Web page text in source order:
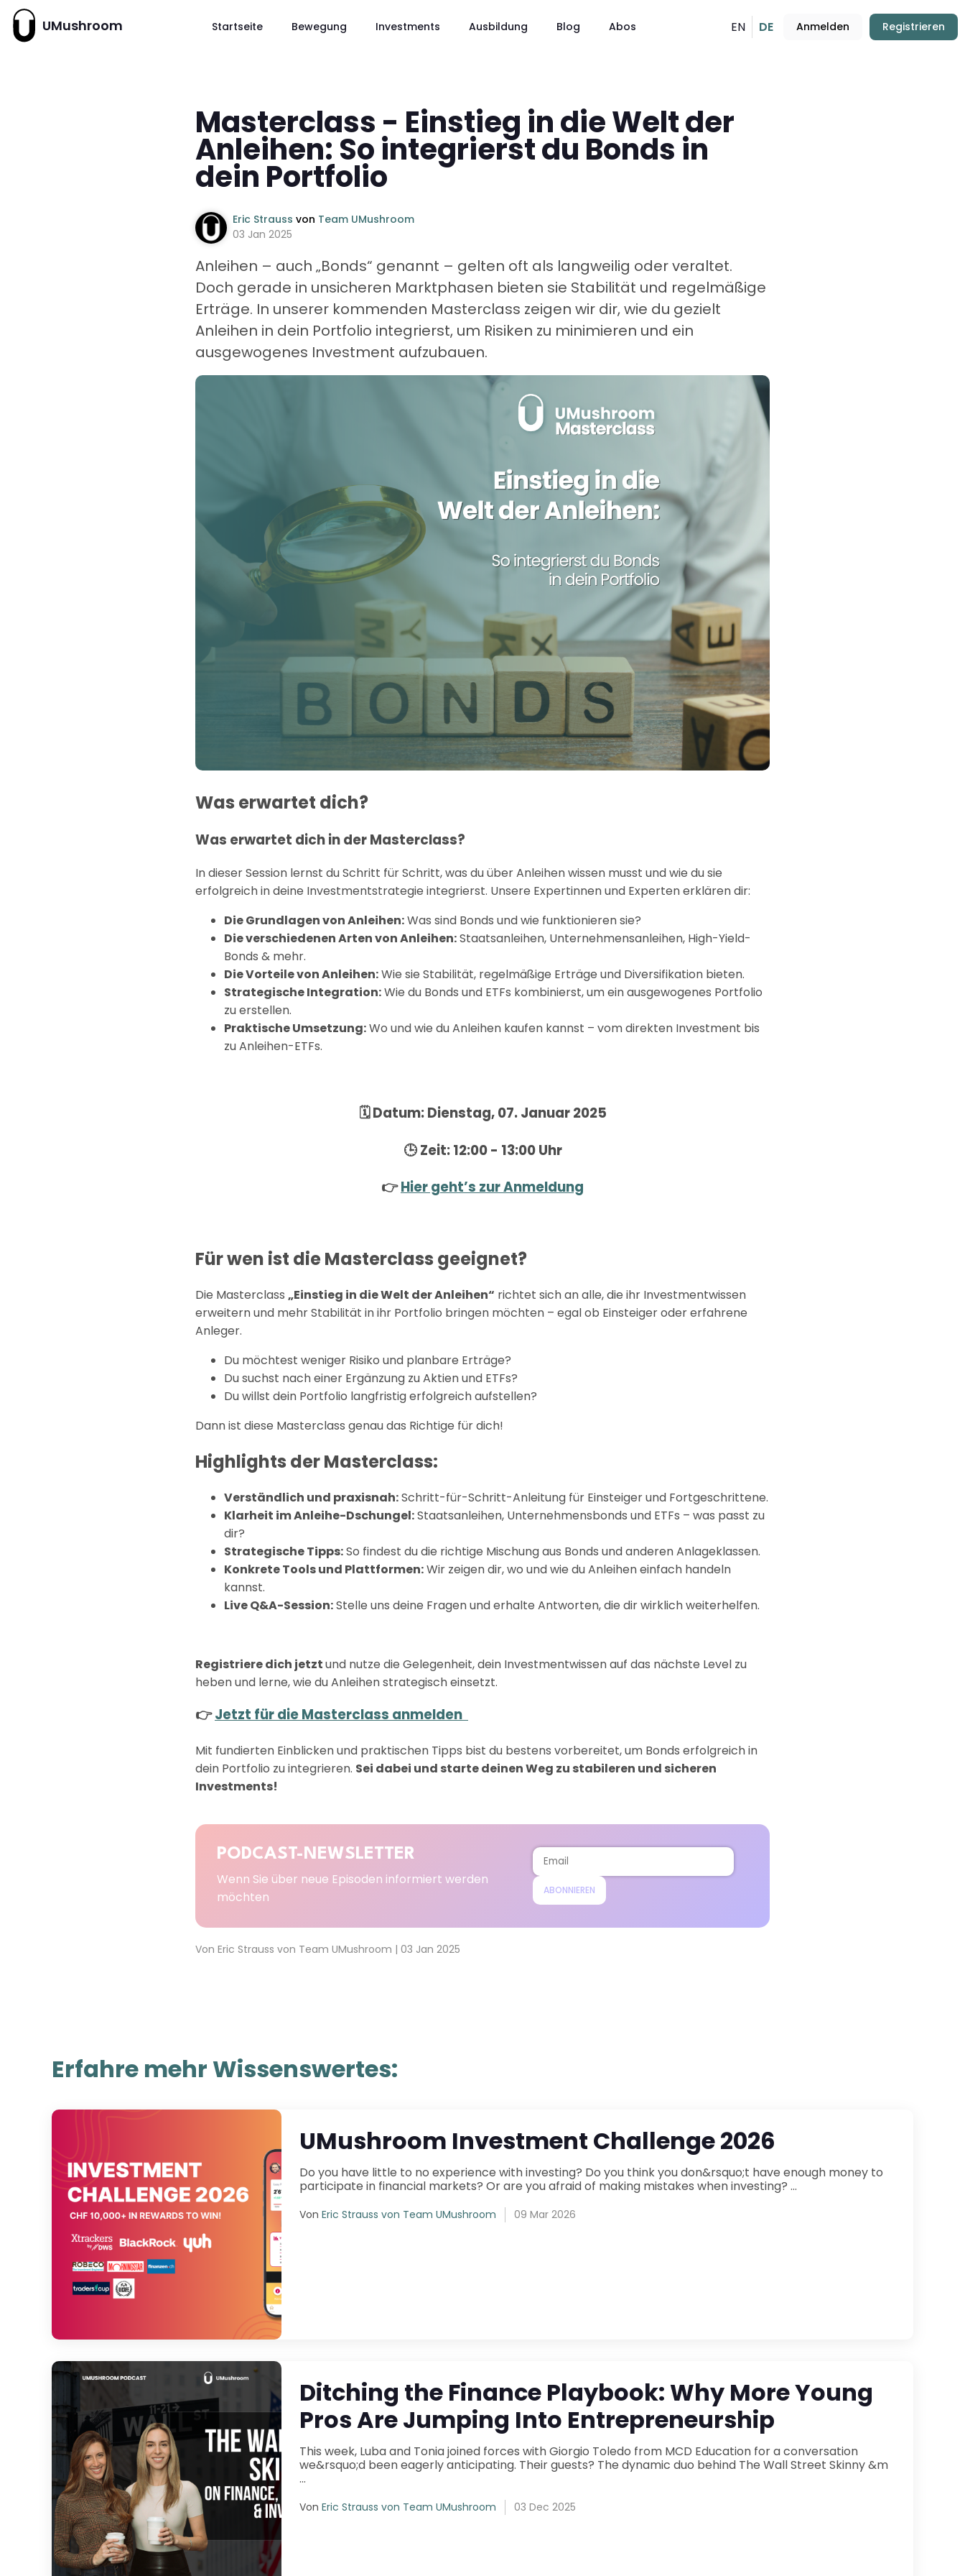
UMushroom Startseite Bewegung Investments Ausbildung Blog Abos EN DE Anmelden Registrieren
Masterclass - Einstieg in die Welt der
Anleihen: So integrierst du Bonds in
dein Portfolio
Eric Strauss von Team UMushroom
03 Jan 2025
Anleihen – auch „Bonds“ genannt – gelten oft als langweilig oder veraltet.
Doch gerade in unsicheren Marktphasen bieten sie Stabilität und regelmäßige
Erträge. In unserer kommenden Masterclass zeigen wir dir, wie du gezielt
Anleihen in dein Portfolio integrierst, um Risiken zu minimieren und ein
ausgewogenes Investment aufzubauen.
Was erwartet dich?
Was erwartet dich in der Masterclass?
In dieser Session lernst du Schritt für Schritt, was du über Anleihen wissen musst und wie du sie
erfolgreich in deine Investmentstrategie integrierst. Unsere Expertinnen und Experten erklären dir:
Die Grundlagen von Anleihen:Was sind Bonds und wie funktionieren sie?
Die verschiedenen Arten von Anleihen:Staatsanleihen, Unternehmensanleihen, High-Yield-
Bonds & mehr.
Die Vorteile von Anleihen:Wie sie Stabilität, regelmäßige Erträge und Diversifikation bieten.
Strategische Integration:Wie du Bonds und ETFs kombinierst, um ein ausgewogenes Portfolio
zu erstellen.
Praktische Umsetzung:Wo und wie du Anleihen kaufen kannst – vom direkten Investment bis
zu Anleihen-ETFs.
🗓️Datum:Dienstag, 07. Januar 2025
🕒Zeit:12:00 - 13:00 Uhr
👉Hier geht’s zur Anmeldung
Für wen ist die Masterclass geeignet?
Die Masterclass „Einstieg in die Welt der Anleihen“ richtet sich an alle, die ihr Investmentwissen
erweitern und mehr Stabilität in ihr Portfolio bringen möchten – egal ob Einsteiger oder erfahrene
Anleger.
Du möchtest weniger Risiko und planbare Erträge?
Du suchst nach einer Ergänzung zu Aktien und ETFs?
Du willst dein Portfolio langfristig erfolgreich aufstellen?
Dann ist diese Masterclass genau das Richtige für dich!
Highlights der Masterclass:
Verständlich und praxisnah:Schritt-für-Schritt-Anleitung für Einsteiger und Fortgeschrittene.
Klarheit im Anleihe-Dschungel:Staatsanleihen, Unternehmensbonds und ETFs – was passt zu
dir?
Strategische Tipps:So findest du die richtige Mischung aus Bonds und anderen Anlageklassen.
Konkrete Tools und Plattformen:Wir zeigen dir, wo und wie du Anleihen einfach handeln
kannst.
Live Q&A-Session:Stelle uns deine Fragen und erhalte Antworten, die dir wirklich weiterhelfen.
Registriere dich jetztund nutze die Gelegenheit, dein Investmentwissen auf das nächste Level zu
heben und lerne, wie du Anleihen strategisch einsetzt.
👉Jetzt für die Masterclass anmelden
Mit fundierten Einblicken und praktischen Tipps bist du bestens vorbereitet, um Bonds erfolgreich in
dein Portfolio zu integrieren. Sei dabei und starte deinen Weg zu stabileren und sicheren
Investments!
PODCAST-NEWSLETTER
Wenn Sie über neue Episoden informiert werden
möchten
ABONNIEREN
Von Eric Strauss von Team UMushroom | 03 Jan 2025
Erfahre mehr Wissenswertes:
UMushroom Investment Challenge 2026
Do you have little to no experience with investing? Do you think you don&rsquo;t have enough money to
participate in financial markets? Or are you afraid of making mistakes when investing? ...
Von Eric Strauss von Team UMushroom 09 Mar 2026
Ditching the Finance Playbook: Why More Young
Pros Are Jumping Into Entrepreneurship
This week, Luba and Tonia joined forces with Giorgio Toledo from MCD Education for a conversation
we&rsquo;d been eagerly anticipating. Their guests? The dynamic duo behind The Wall Street Skinny &m
...
Von Eric Strauss von Team UMushroom 03 Dec 2025